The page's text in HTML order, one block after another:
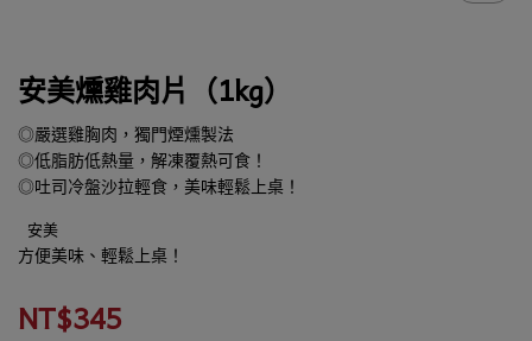
安美燻雞肉片（1kg）
◎嚴選雞胸肉，獨門煙燻製法
◎低脂肪低熱量，解凍覆熱可食！
◎吐司冷盤沙拉輕食，美味輕鬆上桌！
安美
方便美味、輕鬆上桌！
NT$345